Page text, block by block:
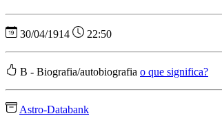
30/04/1914 22:50
B - Biografia/autobiografia o que significa?
Astro-Databank